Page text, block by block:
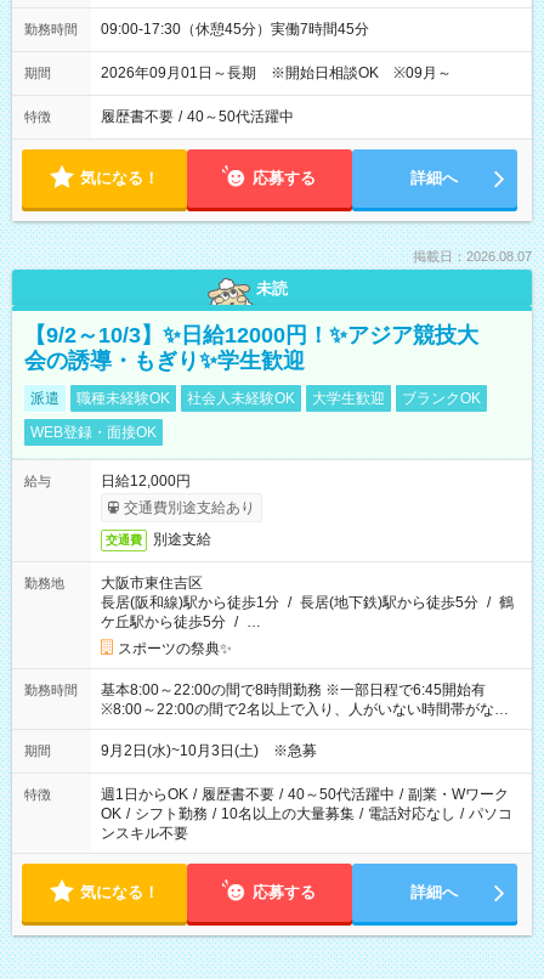
勤務時間 09:00-17:30（休憩45分）実働7時間45分
期間 2026年09月01日～長期 ※開始日相談OK ※09月～
特徴 履歴書不要 / 40～50代活躍中
気になる！ 応募する 詳細へ
掲載日：2026.08.07
未読
【9/2～10/3】✨日給12000円！✨アジア競技大
会の誘導・もぎり✨学生歓迎
派遣 職種未経験OK 社会人未経験OK 大学生歓迎
ブランクOK
WEB登録・面接OK
給与
日給12,000円
交通費別途支給あり
交通費 別途支給
勤務地
大阪市東住吉区
長居(阪和線)駅から徒歩1分 / 長居(地下鉄)駅から徒歩5分 / 鶴
ケ丘駅から徒歩5分 / …
スポーツの祭典✨
勤務時間
基本8:00～22:00の間で8時間勤務 ※一部日程で6:45開始有
※8:00～22:00の間で2名以上で入り、人がいない時間帯がない
ように相方と時間を分け合うイメージです
期間 9月2日(水)~10月3日(土) ※急募
特徴 週1日からOK / 履歴書不要 / 40～50代活躍中 / 副業・Wワーク
OK / シフト勤務 / 10名以上の大量募集 / 電話対応なし / パソコ
ンスキル不要
気になる！ 応募する 詳細へ